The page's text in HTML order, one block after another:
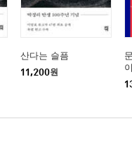
산다는 슬픔
11,200원